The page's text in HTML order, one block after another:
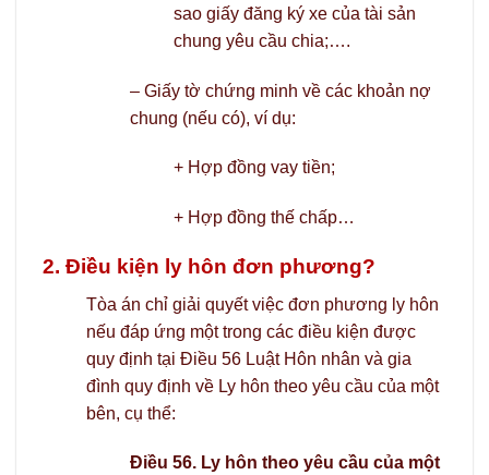
sao giấy đăng ký xe của tài sản
chung yêu cầu chia;….
– Giấy tờ chứng minh về các khoản nợ
chung (nếu có), ví dụ:
+ Hợp đồng vay tiền;
+ Hợp đồng thế chấp…
2. Điều kiện ly hôn đơn phương?
Tòa án chỉ giải quyết việc đơn phương ly hôn
nếu đáp ứng một trong các điều kiện được
quy định tại Điều 56 Luật Hôn nhân và gia
đình quy định về Ly hôn theo yêu cầu của một
bên, cụ thể:
Điều 56. Ly hôn theo yêu cầu của một